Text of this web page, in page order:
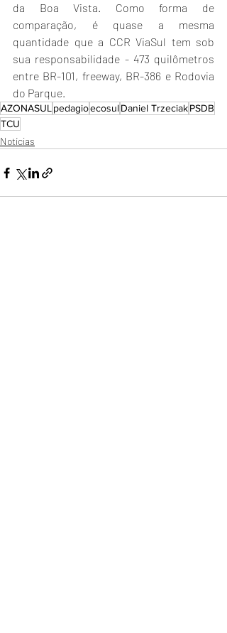
da Boa Vista. Como forma de
comparação, é quase a mesma
quantidade que a CCR ViaSul tem sob
sua responsabilidade - 473 quilômetros
entre BR-101, freeway, BR-386 e Rodovia
do Parque.
AZONASUL pedagioecosulDaniel TrzeciakPSDB
TCU
Notícias